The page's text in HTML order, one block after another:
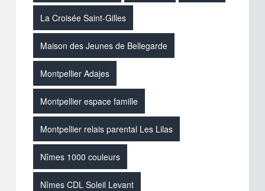
La Croisée Saint-Gilles
Maison des Jeunes de Bellegarde
Montpellier Adajes
Montpellier espace famille
Montpellier relais parental Les Lilas
Nîmes 1000 couleurs
Nîmes CDL Soleil Levant